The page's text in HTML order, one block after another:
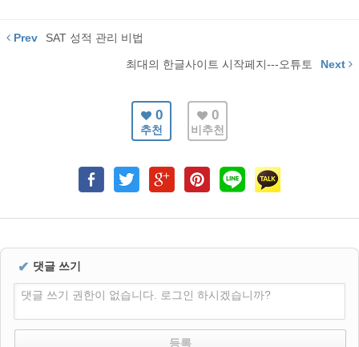
Prev SAT 성적 관리 비법
최대의 한글사이트 시작페지---오튜토 Next
0
추천
0
비추천
✔ 댓글 쓰기
댓글 쓰기 권한이 없습니다. 로그인 하시겠습니까?